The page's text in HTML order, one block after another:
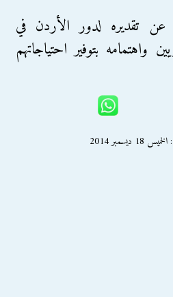
تقديره لدور الأردن في
واهتمامه بتوفير احتياجاتهم